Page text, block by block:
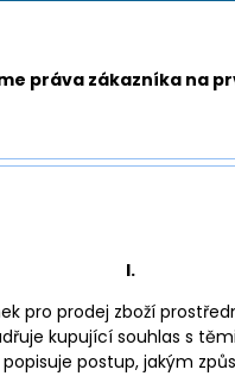
práva zákazníka na
I.
prodej zboží
kupující souhlas s
postup, jakým